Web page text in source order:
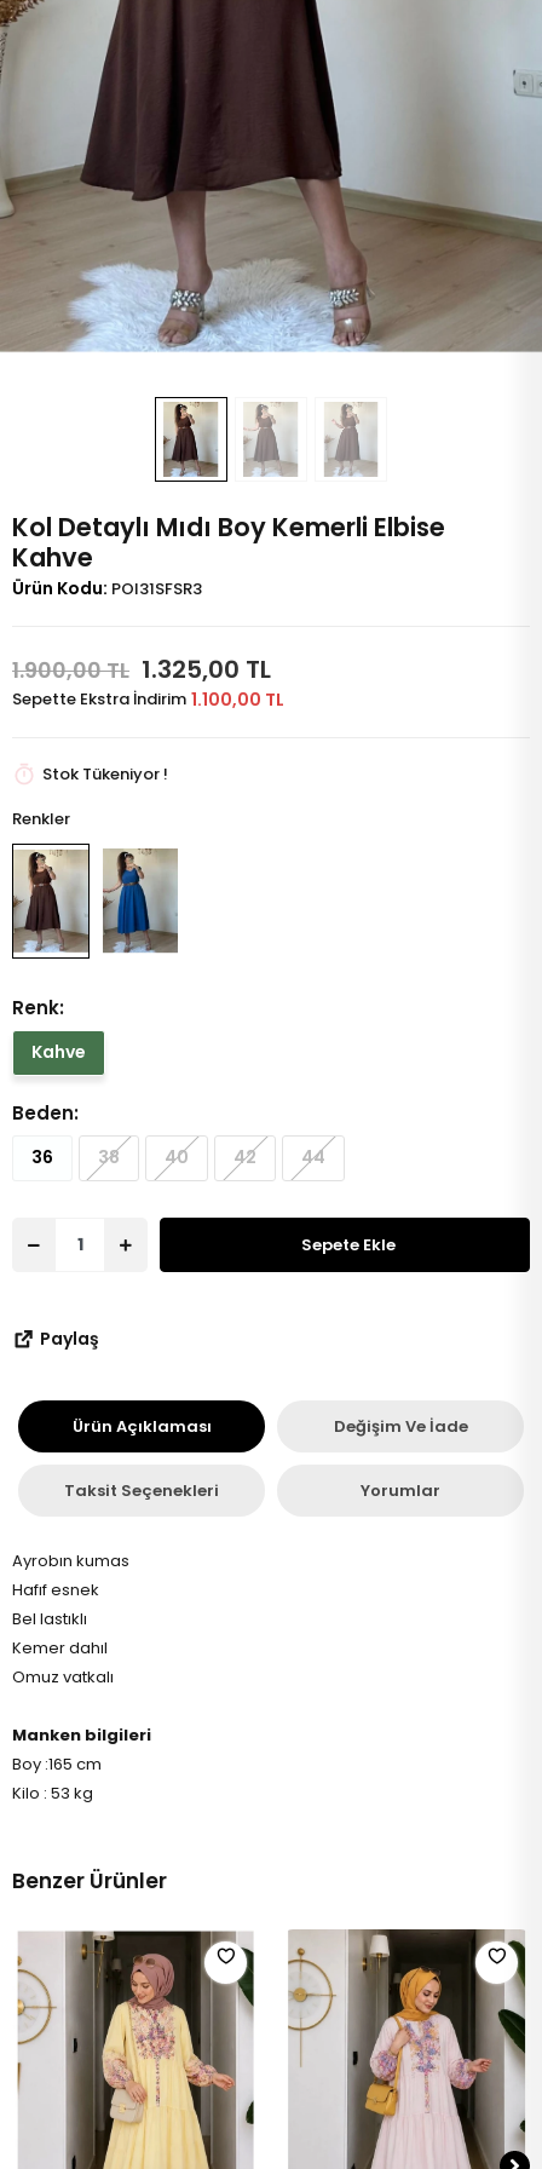
Kol Detaylı Mıdı Boy Kemerli Elbise
Kahve
Ürün Kodu: POI31SFSR3
1.900,00 TL 1.325,00 TL
Sepette Ekstra İndirim 1.100,00 TL
Stok Tükeniyor !
Renkler
Renk:
Kahve
Beden:
36 38 40 42 44
Sepete Ekle
Paylaş
Ürün Açıklaması Değişim Ve İade
Taksit Seçenekleri Yorumlar
Ayrobın kumas
Hafıf esnek
Bel lastıklı
Kemer dahıl
Omuz vatkalı
Manken bilgileri
Boy :165 cm
Kilo : 53 kg
Benzer Ürünler